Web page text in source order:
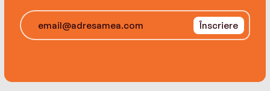
Înscriere